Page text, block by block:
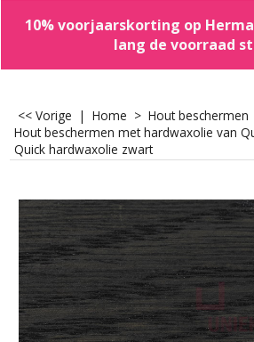
10% voorjaarskorting op
lang de voorraad
<< Vorige | Home > Hout beschermen
Hout beschermen met hardwaxolie van
Quick hardwaxolie zwart